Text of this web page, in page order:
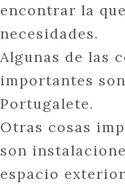
encontrar la
necesidades.
Algunas de las
importantes
Portugalete.
Otras cosas
son
espacio